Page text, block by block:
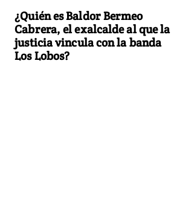
¿Quién es Baldor Bermeo
Cabrera, el exalcalde al que la
justicia vincula con la banda
Los Lobos?